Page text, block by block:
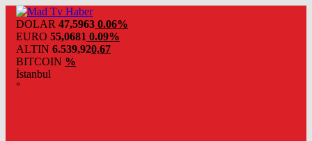
DOLAR 47,5963 0.06%
EURO 55,0681 0.09%
ALTIN 6.539,920,67
BITCOIN %
İstanbul
°